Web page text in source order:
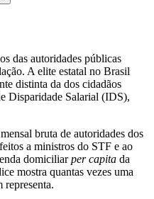
das autoridades públicas
A elite estatal no Brasil
distinta da dos cidadãos
Disparidade Salarial (IDS),
bruta de autoridades dos
a ministros do STF e ao
domiciliarper capita da
mostra quantas vezes uma
representa.